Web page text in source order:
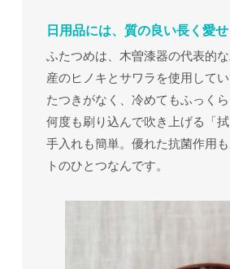
日用品には、質の良い長く愛
ふたつめは、木曽漆器の代表的
産のヒノキとサワラを使用して
たつきがなく、冷めてもふっく
何度も刷り込んで吹き上げる「
手入れも簡単。優れた抗菌作用
トのひとつなんです。